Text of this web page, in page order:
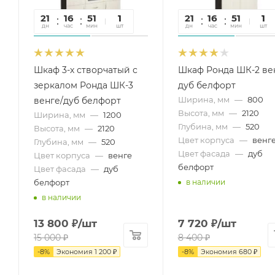
21
дн
16
час
51
мин
44
сек
1
шт
Шкаф 3-х створчатый с
зеркалом Ронда ШК-3
венге/дуб белфорт
Ширина, мм — 1200
Высота, мм — 2120
Глубина, мм — 520
Цвет корпуса — венге
Цвет фасада — дуб
белфорт
в наличии
13 800 ₽/шт
15 000₽
-8% Экономия 1 200 ₽
21
дн
16
час
51
мин
44
сек
1
шт
Шкаф Ронда ШК-2
дуб белфорт
Ширина, мм — 800
Высота, мм — 2120
Глубина, мм — 520
Цвет корпуса —
Цвет фасада — дуб
белфорт
в наличии
7 720 ₽/шт
8 400₽
-8% Экономия 680₽